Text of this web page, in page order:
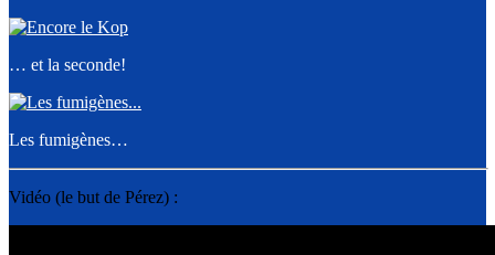
… et la seconde!
Les fumigènes…
Vidéo (le but de Pérez) :